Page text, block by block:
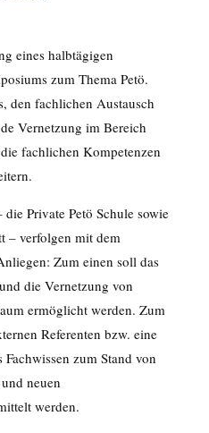
eines halbtägigen
zum Thema Petö.
den fachlichen Austausch
Vernetzung im Bereich
fachlichen Kompetenzen
Private Petö Schule sowie
– verfolgen mit dem
Zum einen soll das
die Vernetzung von
ermöglicht werden. Zum
Referenten bzw. eine
zum Stand von
neuen
werden.